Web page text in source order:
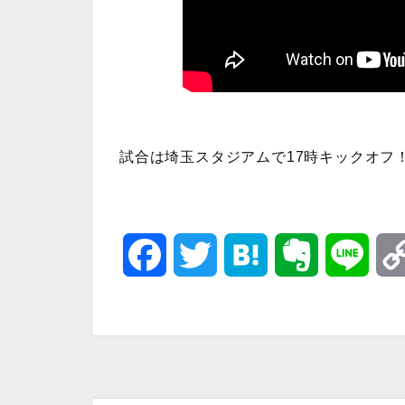
試合は埼玉スタジアムで17時キックオフ！